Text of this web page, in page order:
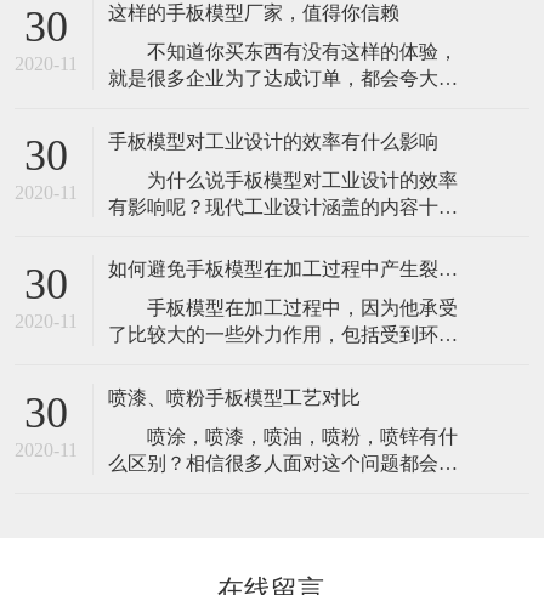
30
2020-11
这样的手板模型厂家，值得你信赖
不知道你买东西有没有这样的体验，
就是很多企业为了达成订单，都会夸大或
是，往往等到客户下单之后，体验又非常
的不好。其实定制手板模型，也经常会出
现这样的问题。因为市面上的手板模型厂
家有很多，并且很多在网络上进行宣传推
此来尽快的
30
2020-11
手板模型对工业设计的效率有什么影响
为什么说手板模型对工业设计的效率
有影响呢？现代工业设计涵盖的内容十分
轮船，无不包含着现代工业设计的影子，
同。偏重于几何图形的机械零部件可以很
好地通过计算机制图直接设计，还可以通
程度的运动
30
2020-11
如何避免手板模型在加工过程中产生裂痕或是变形
手板模型在加工过程中，因为他承受
了比较大的一些外力作用，包括受到环境
发生裂痕或是变形的状况。所以，我们为
解清楚为什么会有这方面的事故发生。然
后，来做好前期的预防工作。现在我们就
30
2020-11
喷漆、喷粉手板模型工艺对比
喷涂，喷漆，喷油，喷粉，喷锌有什
么区别？相信很多人面对这个问题都会支